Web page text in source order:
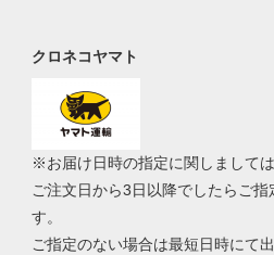
クロネコヤマト
※お届け日時の指定に関しましては
ご注文日から3日以降でしたらご指
す。
ご指定のない場合は最短日時にて